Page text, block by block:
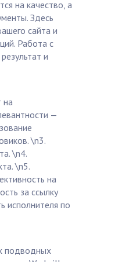
на качество, а
Здесь
сайта и
Работа с
и
на
—
\n3.
\n4.
\n5.
на
за ссылку
исполнителя по
подводных